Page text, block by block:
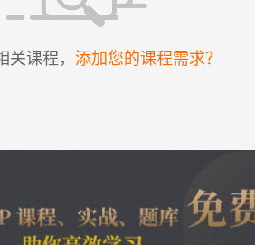
关课程， 添加您的课程需求？